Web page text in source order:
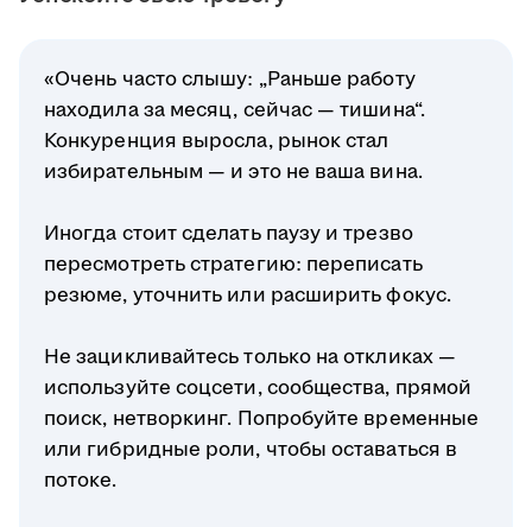
«Очень часто слышу: „Раньше работу
находила за месяц, сейчас — тишина“.
Конкуренция выросла, рынок стал
избирательным — и это не ваша вина.
Иногда стоит сделать паузу и трезво
пересмотреть стратегию: переписать
резюме, уточнить или расширить фокус.
Не зацикливайтесь только на откликах —
используйте соцсети, сообщества, прямой
поиск, нетворкинг. Попробуйте временные
или гибридные роли, чтобы оставаться в
потоке.